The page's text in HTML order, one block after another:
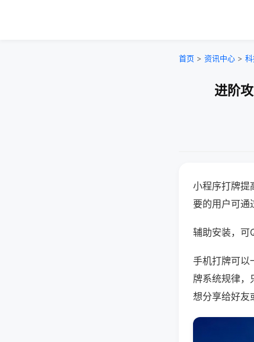
首页 > 资讯中心 >
进阶
小程序打牌提
要的用户可通
辅助安装，
手机打牌可以
牌系统规律，
想分享给好友